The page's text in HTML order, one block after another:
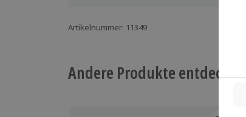
Artikelnummer: 11349
Andere Produkte entdecken